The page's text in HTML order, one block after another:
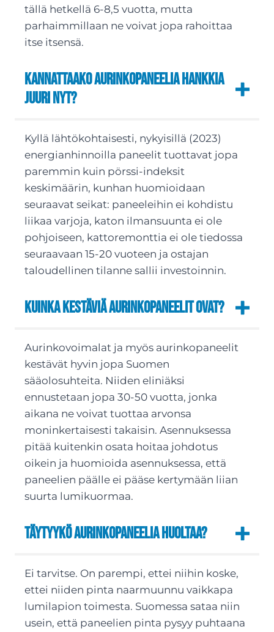
tällä hetkellä 6-8,5 vuotta, mutta
parhaimmillaan ne voivat jopa rahoittaa
itse itsensä.
Kannattaako aurinkopaneelia hankkia
juuri nyt?
Kyllä lähtökohtaisesti, nykyisillä (2023)
energianhinnoilla paneelit tuottavat jopa
paremmin kuin pörssi-indeksit
keskimäärin, kunhan huomioidaan
seuraavat seikat: paneeleihin ei kohdistu
liikaa varjoja, katon ilmansuunta ei ole
pohjoiseen, kattoremonttia ei ole tiedossa
seuraavaan 15-20 vuoteen ja ostajan
taloudellinen tilanne sallii investoinnin.
Kuinka kestäviä aurinkopaneelit ovat?
Aurinkovoimalat ja myös aurinkopaneelit
kestävät hyvin jopa Suomen
sääolosuhteita. Niiden eliniäksi
ennustetaan jopa 30-50 vuotta, jonka
aikana ne voivat tuottaa arvonsa
moninkertaisesti takaisin. Asennuksessa
pitää kuitenkin osata hoitaa johdotus
oikein ja huomioida asennuksessa, että
paneelien päälle ei pääse kertymään liian
suurta lumikuormaa.
Täytyykö aurinkopaneelia huoltaa?
Ei tarvitse. On parempi, ettei niihin koske,
ettei niiden pinta naarmuunnu vaikkapa
lumilapion toimesta. Suomessa sataa niin
usein, että paneelien pinta pysyy puhtaana